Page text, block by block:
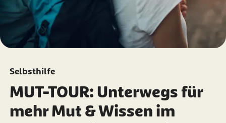
Selbsthilfe
MUT-TOUR: Unterwegs für
mehr Mut & Wissen im